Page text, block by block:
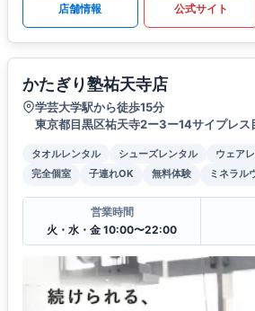
店舗情報 公式サイト
かたぎり塾祐天寺店
学芸大学駅から徒歩15分
東京都目黒区祐天寺2ー3ー14サイプレス
タオルレンタル シューズレンタル ウェア
完全個室
子連れOK 無料体験 ミネラル
営業時間
火・水・金 10:00〜22:00